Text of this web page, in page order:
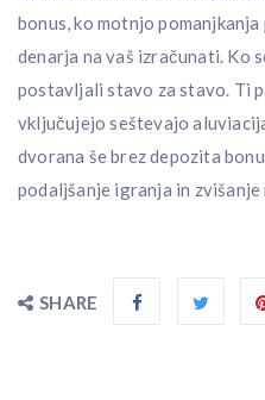
bonus, ko motnjo
denarja na vaš izračunati. Ko
postavljali stavo za stavo. Ti
vključujejo seštevajo
dvorana še brez depozita
podaljšanje igranja in zvišanje
SHARE